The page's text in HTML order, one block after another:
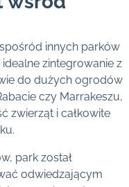
innych parków
zintegrowanie z
do dużych ogrodów
czy Marrakeszu,
zwierząt i całkowite
park został
odwiedzającym